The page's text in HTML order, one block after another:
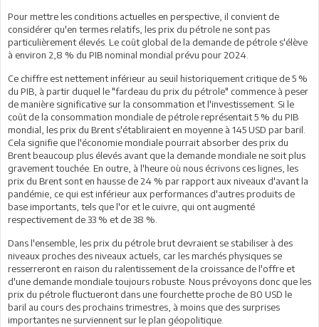
Pour mettre les conditions actuelles en perspective, il convient de
considérer qu'en termes relatifs, les prix du pétrole ne sont pas
particulièrement élevés. Le coût global de la demande de pétrole s'élève
à environ 2,8 % du PIB nominal mondial prévu pour 2024.
Ce chiffre est nettement inférieur au seuil historiquement critique de 5 %
du PIB, à partir duquel le "fardeau du prix du pétrole" commence à peser
de manière significative sur la consommation et l'investissement. Si le
coût de la consommation mondiale de pétrole représentait 5 % du PIB
mondial, les prix du Brent s'établiraient en moyenne à 145 USD par baril.
Cela signifie que l'économie mondiale pourrait absorber des prix du
Brent beaucoup plus élevés avant que la demande mondiale ne soit plus
gravement touchée. En outre, à l'heure où nous écrivons ces lignes, les
prix du Brent sont en hausse de 24 % par rapport aux niveaux d'avant la
pandémie, ce qui est inférieur aux performances d'autres produits de
base importants, tels que l'or et le cuivre, qui ont augmenté
respectivement de 33 % et de 38 %.
Dans l'ensemble, les prix du pétrole brut devraient se stabiliser à des
niveaux proches des niveaux actuels, car les marchés physiques se
resserreront en raison du ralentissement de la croissance de l'offre et
d'une demande mondiale toujours robuste. Nous prévoyons donc que les
prix du pétrole fluctueront dans une fourchette proche de 80 USD le
baril au cours des prochains trimestres, à moins que des surprises
importantes ne surviennent sur le plan géopolitique.